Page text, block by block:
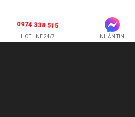
0974 338 515
HOTLINE 24/7 NHẮN TIN